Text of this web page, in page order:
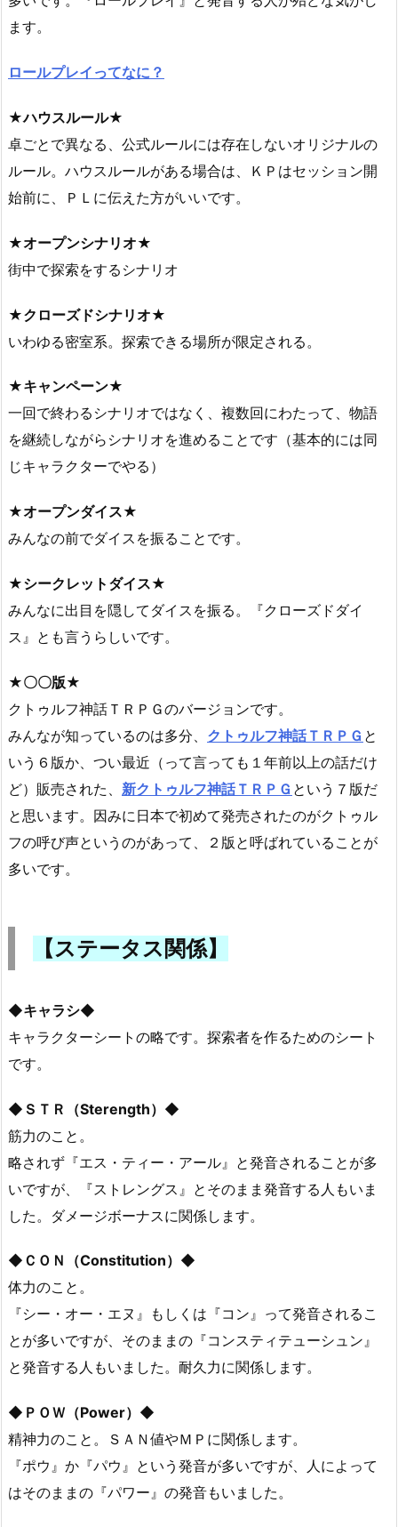
ます。
ロールプレイってなに？
★ハウスルール★
卓ごとで異なる、公式ルールには存在しないオリジナルの
ルール。ハウスルールがある場合は、ＫＰはセッション開
始前に、ＰＬに伝えた方がいいです。
★オープンシナリオ★
街中で探索をするシナリオ
★クローズドシナリオ★
いわゆる密室系。探索できる場所が限定される。
★キャンペーン★
一回で終わるシナリオではなく、複数回にわたって、物語
を継続しながらシナリオを進めることです（基本的には同
じキャラクターでやる）
★オープンダイス★
みんなの前でダイスを振ることです。
★シークレットダイス★
みんなに出目を隠してダイスを振る。『クローズドダイ
ス』とも言うらしいです。
★〇〇版★
クトゥルフ神話ＴＲＰＧのバージョンです。
みんなが知っているのは多分、 クトゥルフ神話ＴＲＰＧ と
いう６版か、つい最近（って言っても１年前以上の話だけ
ど）販売された、 新クトゥルフ神話ＴＲＰＧ という７版だ
と思います。因みに日本で初めて発売されたのがクトゥル
フの呼び声というのがあって、２版と呼ばれていることが
多いです。
【ステータス関係】
◆キャラシ◆
キャラクターシートの略です。探索者を作るためのシート
です。
◆ＳＴＲ（Sterength）◆
筋力のこと。
略されず『エス・ティー・アール』と発音されることが多
いですが、『ストレングス』とそのまま発音する人もいま
した。ダメージボーナスに関係します。
◆ＣＯＮ（Constitution）◆
体力のこと。
『シー・オー・エヌ』もしくは『コン』って発音されるこ
とが多いですが、そのままの『コンスティテューシュン』
と発音する人もいました。耐久力に関係します。
◆ＰＯＷ（Power）◆
精神力のこと。ＳＡＮ値やＭＰに関係します。
『ポウ』か『パウ』という発音が多いですが、人によって
はそのままの『パワー』の発音もいました。